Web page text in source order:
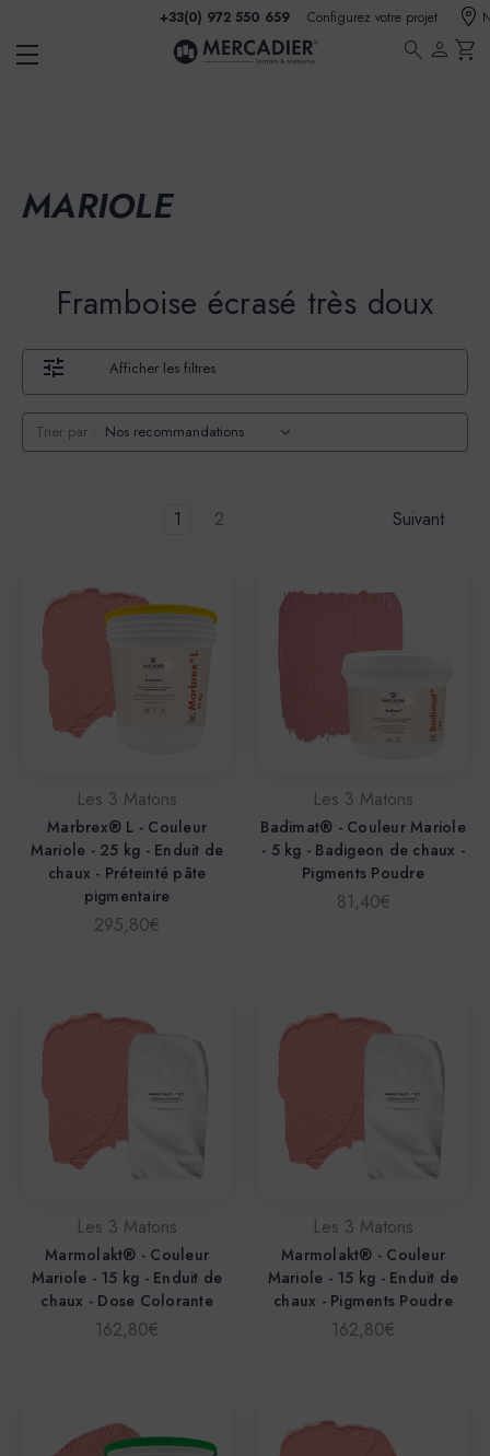
+33(0) 972 550 659 Configurez votre projet
search person shopping_cart
MARIOLE
Framboise écrasé très doux
Afficher les filtres
Trier par :
1 2 Suivant
Les 3 Matons
Marbrex® L - Couleur
Mariole - 25 kg - Enduit de
chaux - Préteinté pâte
pigmentaire
295,80€
Les 3 Matons
Badimat® - Couleur Mariole
- 5 kg - Badigeon de chaux -
Pigments Poudre
81,40€
Les 3 Matons
Marmolakt® - Couleur
Mariole - 15 kg - Enduit de
chaux - Dose Colorante
162,80€
Les 3 Matons
Marmolakt® - Couleur
Mariole - 15 kg - Enduit de
chaux - Pigments Poudre
162,80€